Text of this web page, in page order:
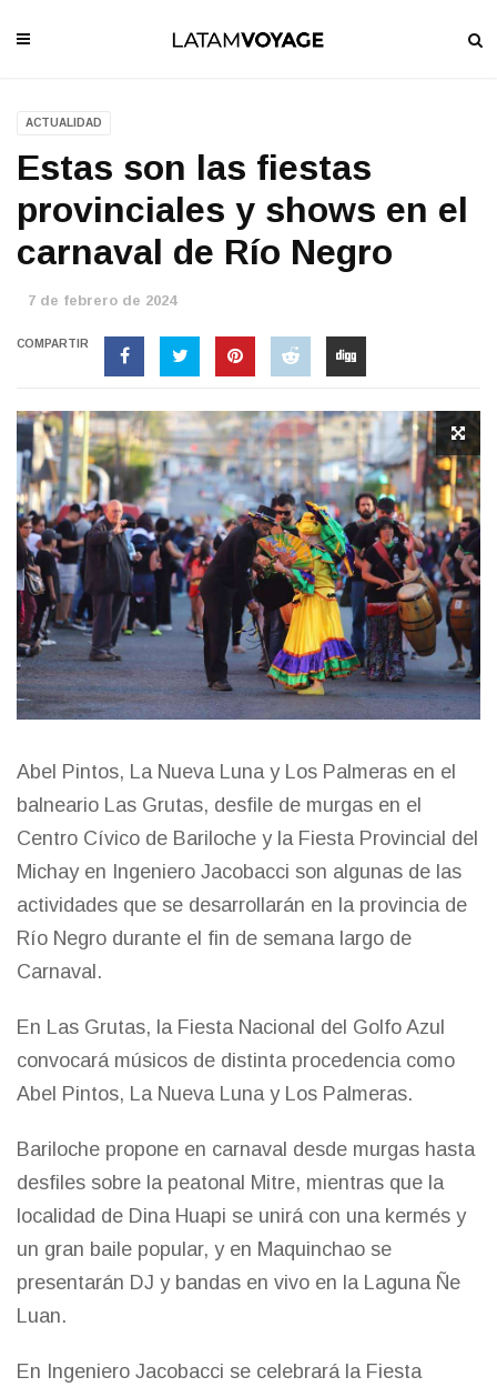
ACTUALIDAD
Estas son las fiestas
provinciales y shows en el
carnaval de Río Negro
7 de febrero de 2024
COMPARTIR
Abel Pintos, La Nueva Luna y Los Palmeras en el
balneario Las Grutas, desfile de murgas en el
Centro Cívico de Bariloche y la Fiesta Provincial del
Michay en Ingeniero Jacobacci son algunas de las
actividades que se desarrollarán en la provincia de
Río Negro durante el fin de semana largo de
Carnaval.
En Las Grutas, la Fiesta Nacional del Golfo Azul
convocará músicos de distinta procedencia como
Abel Pintos, La Nueva Luna y Los Palmeras.
Bariloche propone en carnaval desde murgas hasta
desfiles sobre la peatonal Mitre, mientras que la
localidad de Dina Huapi se unirá con una kermés y
un gran baile popular, y en Maquinchao se
presentarán DJ y bandas en vivo en la Laguna Ñe
Luan.
En Ingeniero Jacobacci se celebrará la Fiesta